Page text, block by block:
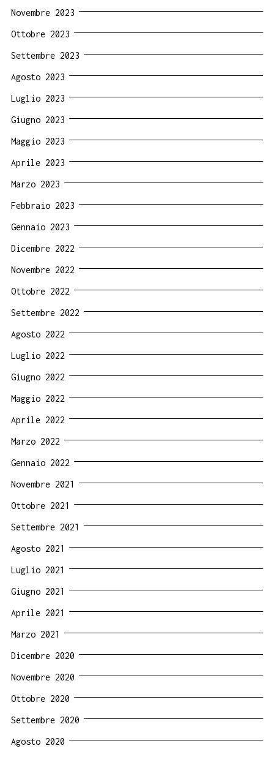
Novembre 2023
Ottobre 2023
Settembre 2023
Agosto 2023
Luglio 2023
Giugno 2023
Maggio 2023
Aprile 2023
Marzo 2023
Febbraio 2023
Gennaio 2023
Dicembre 2022
Novembre 2022
Ottobre 2022
Settembre 2022
Agosto 2022
Luglio 2022
Giugno 2022
Maggio 2022
Aprile 2022
Marzo 2022
Gennaio 2022
Novembre 2021
Ottobre 2021
Settembre 2021
Agosto 2021
Luglio 2021
Giugno 2021
Aprile 2021
Marzo 2021
Dicembre 2020
Novembre 2020
Ottobre 2020
Settembre 2020
Agosto 2020